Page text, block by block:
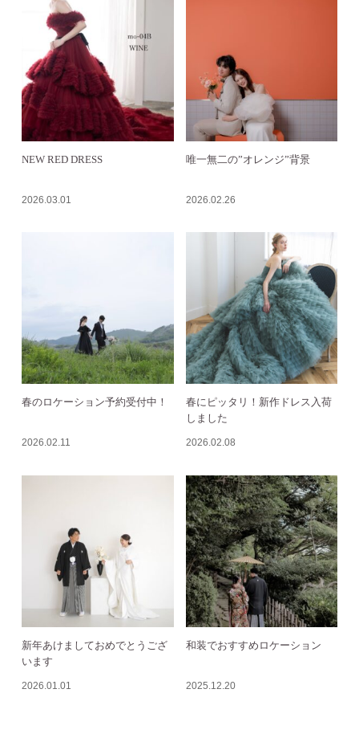
NEW RED DRESS
2026.03.01
唯一無二の”オレンジ”背景
2026.02.26
春のロケーション予約受付中！
2026.02.11
春にピッタリ！新作ドレス入荷
しました
2026.02.08
新年あけましておめでとうござ
います
2026.01.01
和装でおすすめロケーション
2025.12.20